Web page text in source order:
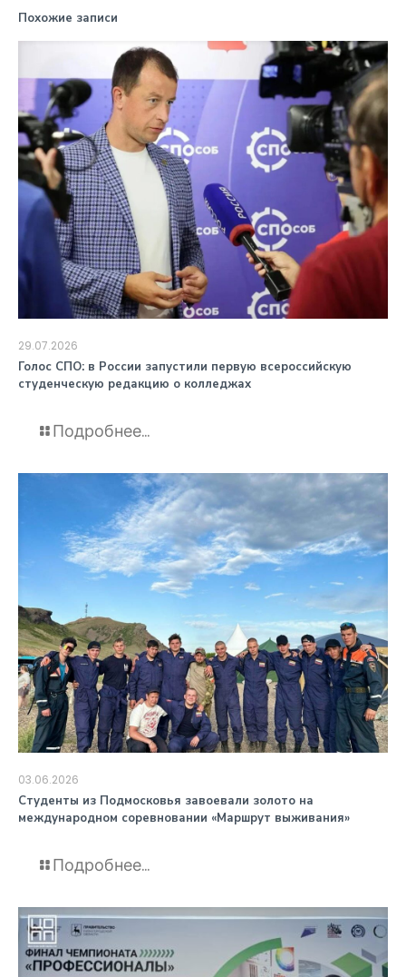
Похожие записи
29.07.2026
️Голос СПО: в России запустили первую всероссийскую
студенческую редакцию о колледжах
Подробнее...
03.06.2026
️Студенты из Подмосковья завоевали золото на
международном соревновании «Маршрут выживания»
Подробнее...